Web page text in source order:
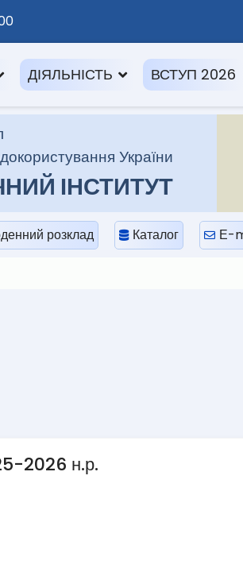
ДІЯЛЬНІСТЬ ВСТУП 2026
України
ІНСТИТУТ
розклад Каталог Е-
2026 н.р.